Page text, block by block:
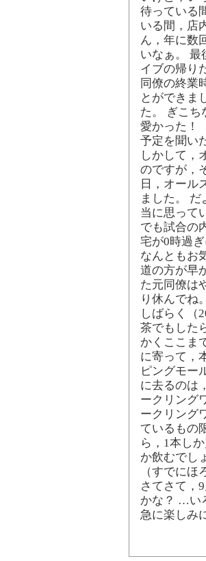
待っている
いる間，店
ん，年に数
いなぁ。 最
イブの帰り
同僚の終業
とができま
た。 ぎこち
愛かった！
予定を聞い
しかして，
のですが，
日，オール
ました。
当に思って
でも試合の
宅が0時過
なんともお
道の方が早
た元同僚は
り休んでね
しばらく（
茶でもした
かくここま
に寄って，
ピングモー
に去るのは
ークリング
ークリング
ているもの
ら，1本し
か飲むでし
（すでに
さてさて，
かな？ …い
急に楽しみ